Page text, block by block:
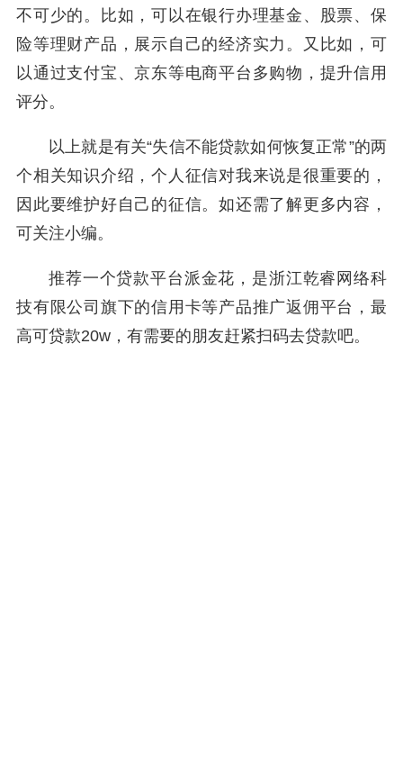
不可少的。比如，可以在银行办理基金、股票、保
险等理财产品，展示自己的经济实力。又比如，可
以通过支付宝、京东等电商平台多购物，提升信用
评分。
以上就是有关“失信不能贷款如何恢复正常”的两
个相关知识介绍，个人征信对我来说是很重要的，
因此要维护好自己的征信。如还需了解更多内容，
可关注小编。
推荐一个贷款平台派金花，是浙江乾睿网络科
技有限公司旗下的信用卡等产品推广返佣平台，最
高可贷款20w，有需要的朋友赶紧扫码去贷款吧。